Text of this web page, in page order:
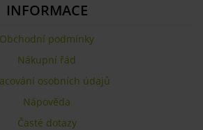
INFORMACE
Obchodní podmínky
Nákupní řád
osobních údajů
Nápověda
Časté dotazy